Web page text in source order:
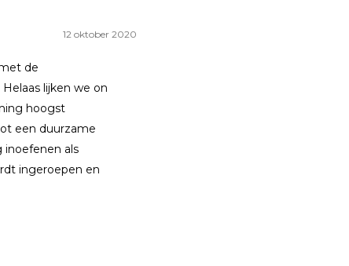
12 oktober 2020
de
lijken we on
hoogst
een duurzame
inoefenen als
ingeroepen en